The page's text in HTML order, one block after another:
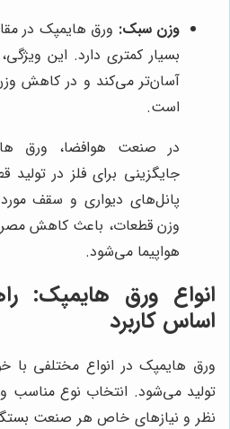
وزن سبک: ورق هایمپک در
بسیار کمتری دارد. این
آسان‌تر می‌کند و در کاهش
است.
در صنعت هوافضا، ورق
جایگزینی برای فلز در تولید
پانل‌های دیواری و سقف
وزن قطعات، باعث کاهش
هواپیما می‌شود.
انواع ورق هایمپک:
اساس کاربرد
ورق هایمپک در انواع مختلفی
تولید می‌شود. انتخاب نوع مناسب
نظر و نیازهای خاص هر صنعت